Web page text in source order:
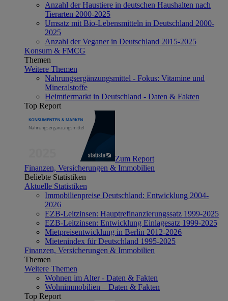
Anzahl der Haustiere in deutschen Haushalten nach
Tierarten 2000-2025
Umsatz mit Bio-Lebensmitteln in Deutschland 2000-
2025
Anzahl der Veganer in Deutschland 2015-2025
Konsum & FMCG
Themen
Weitere Themen
Nahrungsergänzungsmittel - Fokus: Vitamine und
Mineralstoffe
Heimtiermarkt in Deutschland - Daten & Fakten
Top Report
Zum Report
Finanzen, Versicherungen & Immobilien
Beliebte Statistiken
Aktuelle Statistiken
Immobilienpreise Deutschland: Entwicklung 2004-
2026
EZB-Leitzinsen: Hauptrefinanzierungssatz 1999-2025
EZB-Leitzinsen: Entwicklung Einlagesatz 1999-2025
Mietpreisentwicklung in Berlin 2012-2026
Mietenindex für Deutschland 1995-2025
Finanzen, Versicherungen & Immobilien
Themen
Weitere Themen
Wohnen im Alter - Daten & Fakten
Wohnimmobilien – Daten & Fakten
Top Report